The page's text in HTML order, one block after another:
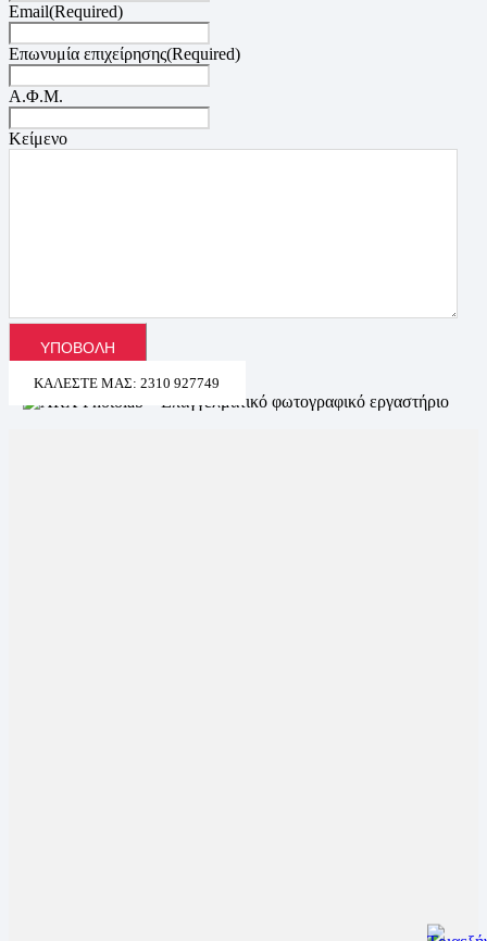
Email(Required)
Επωνυμία επιχείρησης(Required)
Α.Φ.Μ.
Κείμενο
ΚΑΛΈΣΤΕ ΜΑΣ: 2310 927749